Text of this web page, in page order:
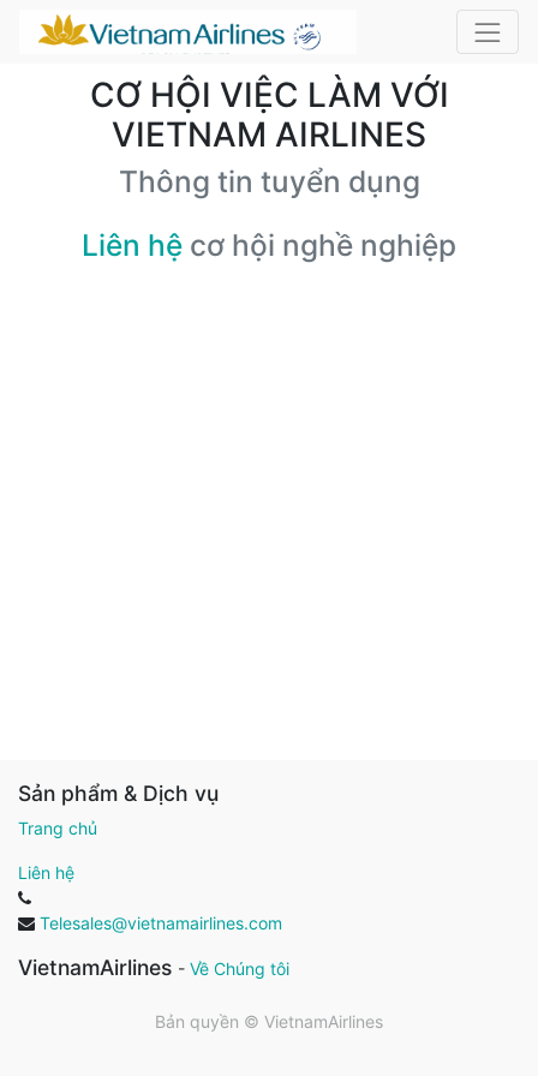
CƠ HỘI VIỆC LÀM VỚI
VIETNAM AIRLINES
Thông tin tuyển dụng
Liên hệ cơ hội nghề nghiệp
Sản phẩm & Dịch vụ
Trang chủ
Liên hệ
Telesales@vietnamairlines.com
VietnamAirlines - Về Chúng tôi
Bản quyền © VietnamAirlines